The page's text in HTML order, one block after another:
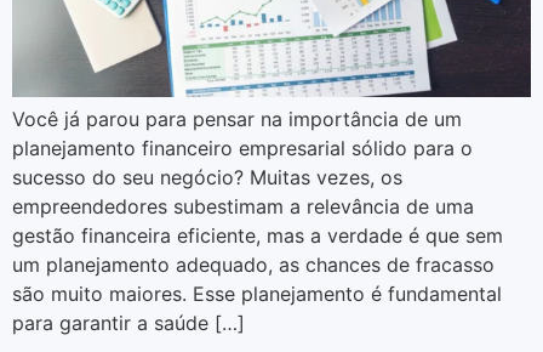
Você já parou para pensar na importância de um
planejamento financeiro empresarial sólido para o
sucesso do seu negócio? Muitas vezes, os
empreendedores subestimam a relevância de uma
gestão financeira eficiente, mas a verdade é que sem
um planejamento adequado, as chances de fracasso
são muito maiores. Esse planejamento é fundamental
para garantir a saúde […]